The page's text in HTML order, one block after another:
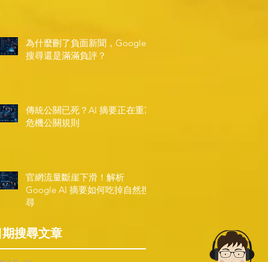
為什麼刪了負面新聞，Google
搜尋還是滿滿負評？
傳統公關已死？AI 摘要正在重寫
危機公關規則
官網流量斷崖下滑！解析
Google AI 摘要如何吃掉自然搜
尋
搜尋文章